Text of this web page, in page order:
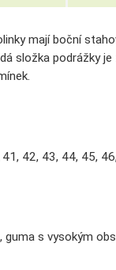
mají boční
složka podrážky
42, 43, 44, 45,
guma s vysokým